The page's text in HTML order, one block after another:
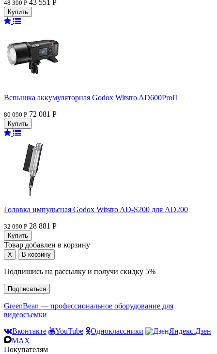
48 390 Р 43 551 Р
Вспышка аккумуляторная Godox Witstro AD600ProII
80 090 Р 72 081 Р
Головка импульсная Godox Witstro AD-S200 для AD200
32 090 Р 28 881 Р
Товар добавлен в корзину
Подпишись на рассылку и получи скидку 5%
Подписаться
GreenBean — профессиональное оборудование для
видеосъемки
Вконтакте
YouTube Одноклассники
Яндекс.Дзен
MAX
Покупателям